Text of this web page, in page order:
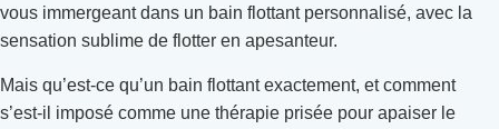
vous immergeant dans un bain flottant personnalisé, avec la
sensation sublime de flotter en apesanteur.
Mais qu’est-ce qu’un bain flottant exactement, et comment
s’est-il imposé comme une thérapie prisée pour apaiser le